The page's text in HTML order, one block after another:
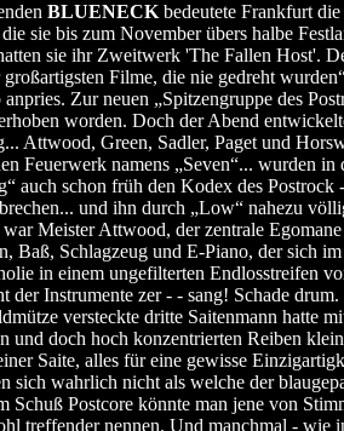
BLUENECK bedeutete Frankfurt die
sie bis zum November übers halbe
sie ihr Zweitwerk 'The Fallen Host'.
großartigsten Filme, die nie gedreht
Zur neuen „Spitzengruppe des
worden. Doch der Abend
Attwood, Green, Sadler, Paget und
Feuerwerk namens „Seven“... wurden in
auch schon früh den Kodex des Postrock
und ihn durch „Low“ nahezu
Meister Attwood, der zentrale
Baß, Schlagzeug und E-Piano, der sich
in einem ungefilterten Endlosstreifen
der Instrumente zer - - sang! Schade
versteckte dritte Saitenmann hatte
und doch hoch konzentrierten Reiben
Saite, alles für eine gewisse
sich wahrlich nicht als welche der
Schuß Postcore könnte man jene von
treffender nennen. Und manchmal - wie